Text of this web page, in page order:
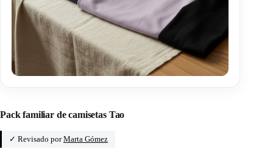
Pack familiar de camisetas Tao
✓ Revisado porMarta Gómez